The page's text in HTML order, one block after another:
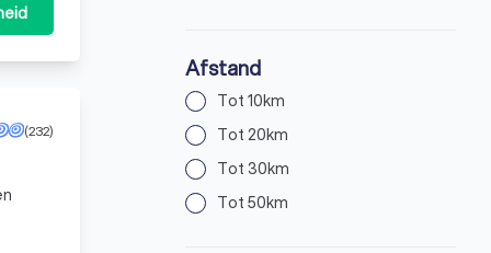
(232)
Afstand
Tot 10km
Tot 20km
Tot 30km
Tot 50km